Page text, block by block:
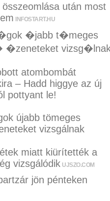
után most
INFOSTART.HU
�jabb t�meges
atombombát
– Hadd higgye az új
pottyant le!
újabb tömeges
vizsgálnak
miatt kiürítették a
vizsgálódik UJSZO.COM
jön pénteken